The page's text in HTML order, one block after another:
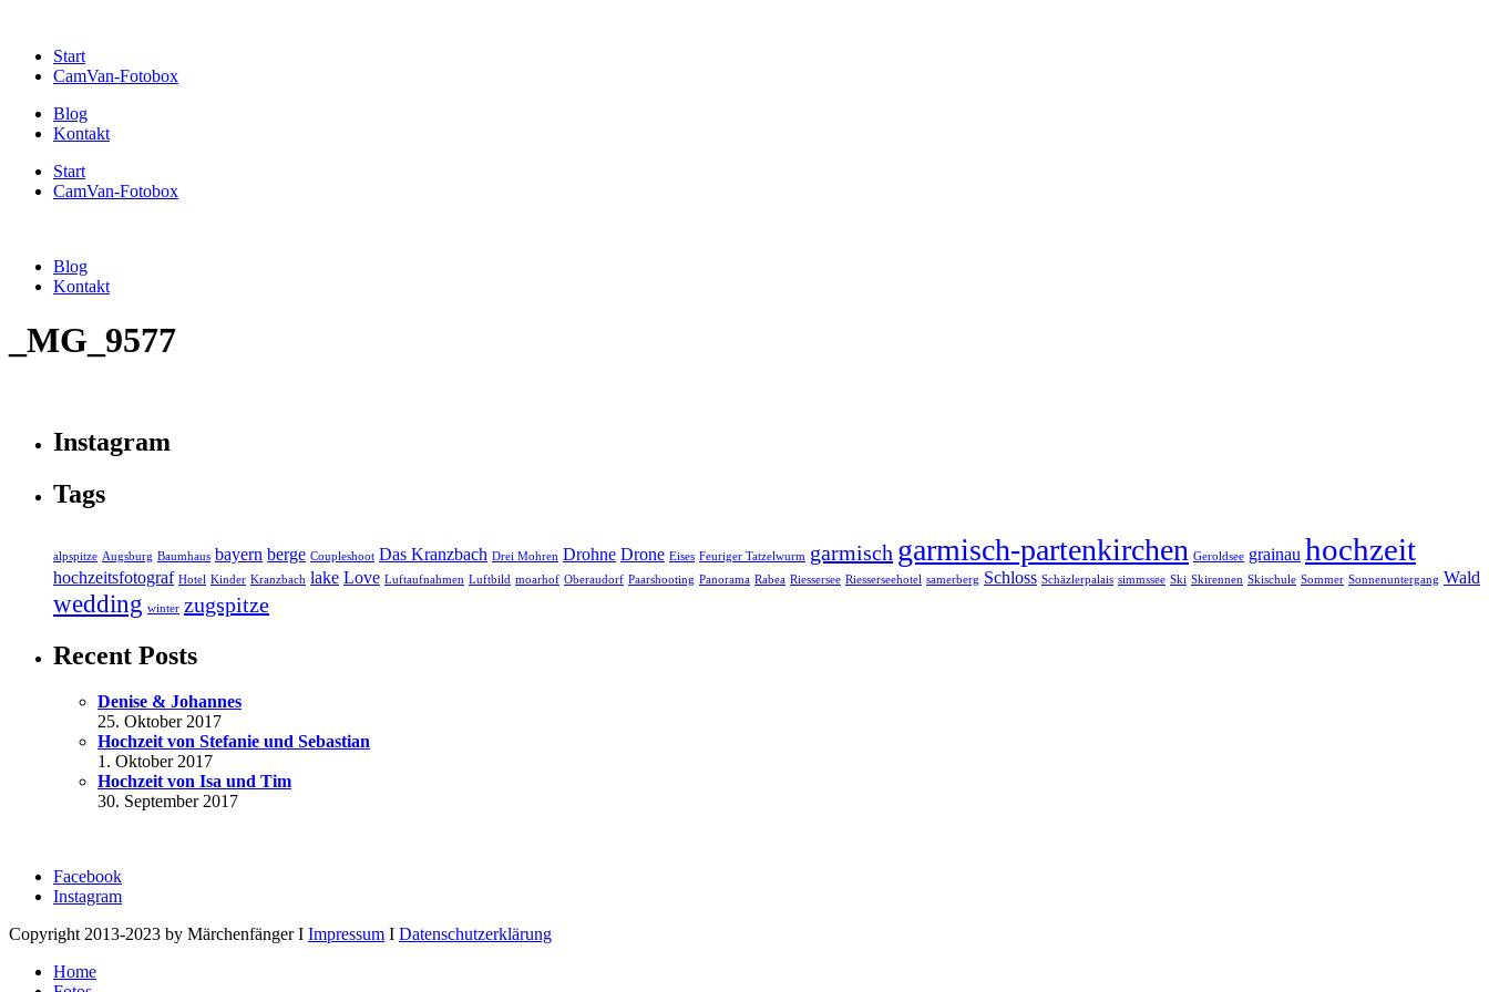
Start
CamVan-Fotobox
Blog
Kontakt
Start
CamVan-Fotobox
Blog
Kontakt
_MG_9577
Instagram
Tags
alpspitze Augsburg Baumhaus bayern berge Coupleshoot Das Kranzbach Drei Mohren Drohne Drone Eises Feuriger Tatzelwurm garmisch garmisch-partenkirchen Geroldsee grainau hochzeit
hochzeitsfotograf Hotel Kinder Kranzbach lake Love Luftaufnahmen Luftbild moarhof Oberaudorf Paarshooting Panorama Rabea Riessersee Riesserseehotel samerberg Schloss Schäzlerpalais simmssee Ski Skirennen Skischule Sommer Sonnenuntergang Wald
wedding winter zugspitze
Recent Posts
Denise & Johannes
25. Oktober 2017
Hochzeit von Stefanie und Sebastian
1. Oktober 2017
Hochzeit von Isa und Tim
30. September 2017
Facebook
Instagram
Copyright 2013-2023 by Märchenfänger I Impressum I Datenschutzerklärung
Home